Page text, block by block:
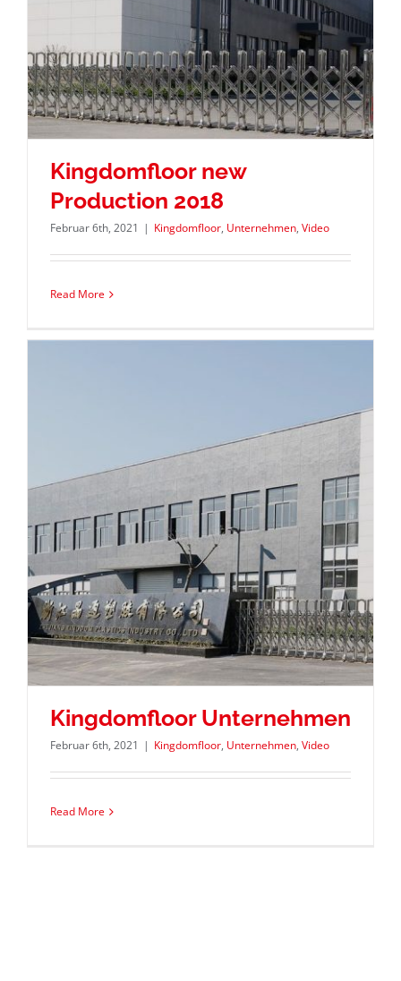
Kingdomfloor new
Production 2018
Februar 6th, 2021 | Kingdomfloor, Unternehmen, Video
Read More
Kingdomfloor Unternehmen
Februar 6th, 2021 | Kingdomfloor, Unternehmen, Video
Read More